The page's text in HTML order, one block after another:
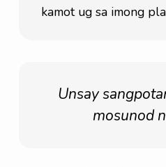
kamot ug sa imong
Unsay
mosunod